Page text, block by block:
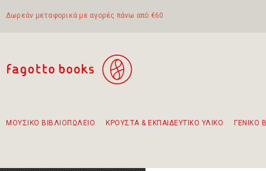
Δωρεάν μεταφορικά με αγορές πάνω από €60
ΜΟΥΣΙΚΟ ΒΙΒΛΙΟΠΩΛΕΙΟ ΚΡΟΥΣΤΑ & ΕΚΠΑΙΔΕΥΤΙΚΟ ΥΛΙΚΟ ΓΕΝΙΚΟ